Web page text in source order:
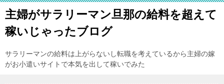
主婦がサラリーマン旦那の給料を超えて
稼いじゃったブログ
サラリーマンの給料は上がらないし転職を考えているから主婦の嫁
がお小遣いサイトで本気を出して稼いでみた